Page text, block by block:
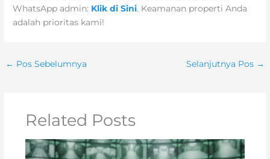
WhatsApp admin: Klik di Sini. Keamanan properti Anda
adalah prioritas kami!
← Pos Sebelumnya Selanjutnya Pos →
Related Posts